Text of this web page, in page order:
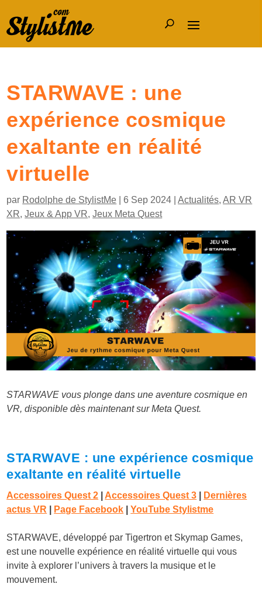
STARWAVE : une
expérience cosmique
exaltante en réalité
virtuelle
par Rodolphe de StylistMe |6 Sep 2024 |Actualités,AR VR
XR,Jeux & App VR,Jeux Meta Quest
STARWAVE vous plonge dans une aventure cosmique en
VR, disponible dès maintenant sur Meta Quest.
STARWAVE : une expérience cosmique
exaltante en réalité virtuelle
Accessoires Quest 2 Accessoires Quest 3
Dernières
actus VR
Page Facebook YouTube Stylistme
STARWAVE, développé par Tigertron et Skymap Games,
est une nouvelle expérience en réalité virtuelle qui vous
invite à explorer l’univers à travers la musique et le
mouvement.